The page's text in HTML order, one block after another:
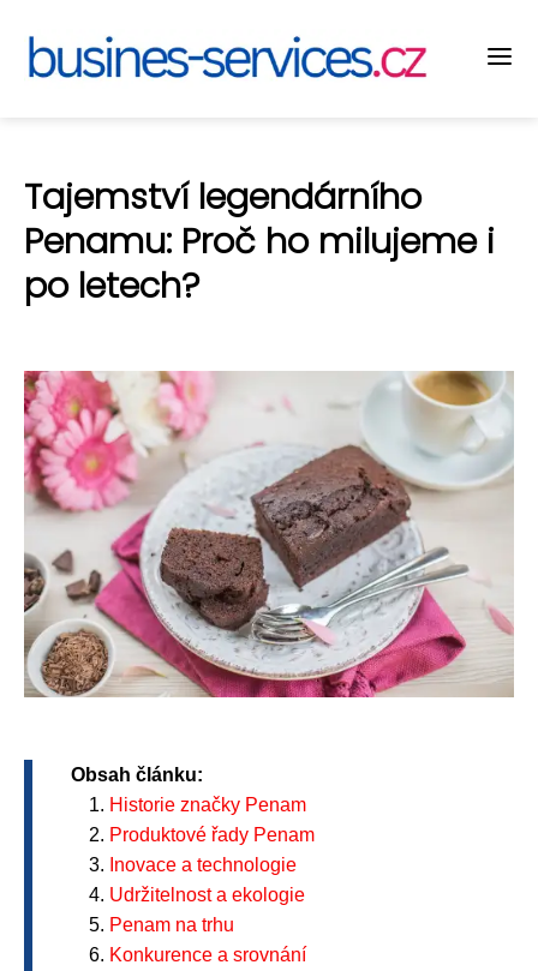
Tajemství legendárního
Penamu: Proč ho milujeme i
po letech?
Obsah článku:
Historie značky Penam
Produktové řady Penam
Inovace a technologie
Udržitelnost a ekologie
Penam na trhu
Konkurence a srovnání